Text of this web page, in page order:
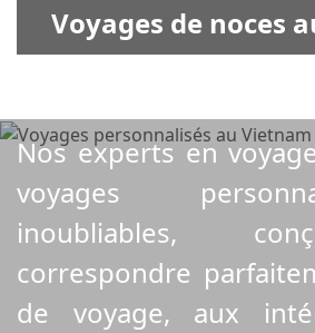
Voyages de noces
Nos experts en
voyages
inoubliables,
correspondre
de voyage, aux